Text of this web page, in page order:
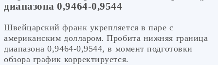
диапазона 0,9464-0,9544
Швейцарский франк укрепляется в паре с
американским долларом. Пробита нижняя граница
диапазона 0,9464-0,9544, в момент подготовки
обзора график корректируется.